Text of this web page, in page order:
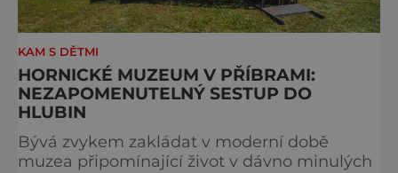
KAM S DĚTMI
HORNICKÉ MUZEUM V PŘÍBRAMI:
NEZAPOMENUTELNÝ SESTUP DO
HLUBIN
Bývá zvykem zakládat v moderní době
muzea připomínající život v dávno minulých